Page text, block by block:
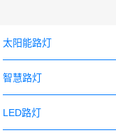
太阳能路灯
智慧路灯
LED路灯